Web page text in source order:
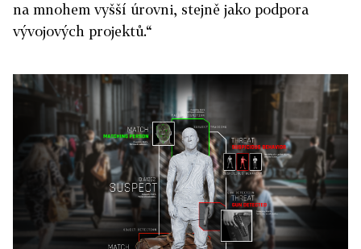
na mnohem vyšší úrovni, stejně jako podpora
vývojových projektů.“